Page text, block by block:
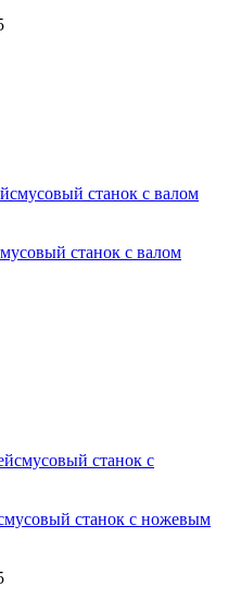
станок с валом
станок с ножевым